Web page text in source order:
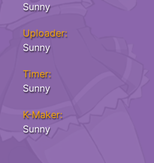
Sunny
Uploader:
Sunny
Timer:
Sunny
K-Maker:
Sunny